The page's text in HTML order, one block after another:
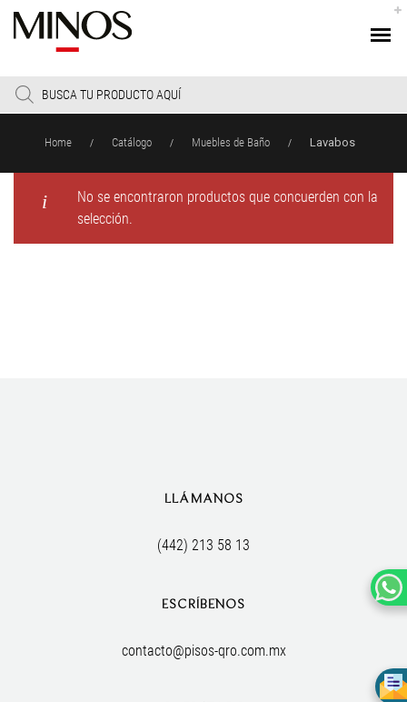
Products
search
Home / Catálogo / Muebles de Baño / Lavabos
No se encontraron productos que concuerden con la
selección.
LLÁMANOS
(442) 213 58 13
ESCRÍBENOS
contacto@pisos-qro.com.mx